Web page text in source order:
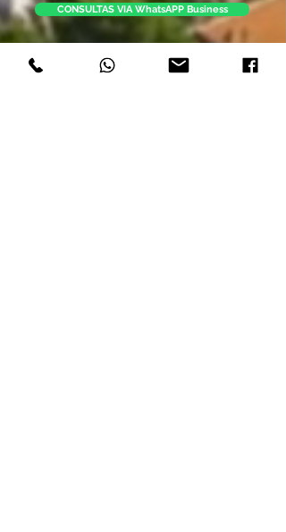
CONSULTAS VIA WhatsAPP Business
El coste de las citas concertadas para
consultas jurídicas personales a través